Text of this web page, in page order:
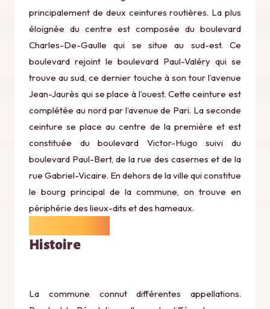
principalement de deux ceintures routières. La plus
éloignée du centre est composée du boulevard
Charles-De-Gaulle qui se situe au sud-est. Ce
boulevard rejoint le boulevard Paul-Valéry qui se
trouve au sud, ce dernier touche à son tour l’avenue
Jean-Jaurès qui se place à l’ouest. Cette ceinture est
complétée au nord par l’avenue de Pari. La seconde
ceinture se place au centre de la première et est
constituée du boulevard Victor-Hugo suivi du
boulevard Paul-Bert, de la rue des casernes et de la
rue Gabriel-Vicaire. En dehors de la ville qui constitue
le bourg principal de la commune, on trouve en
périphérie des lieux-dits et des hameaux.
Histoire
La commune connut différentes appellations.